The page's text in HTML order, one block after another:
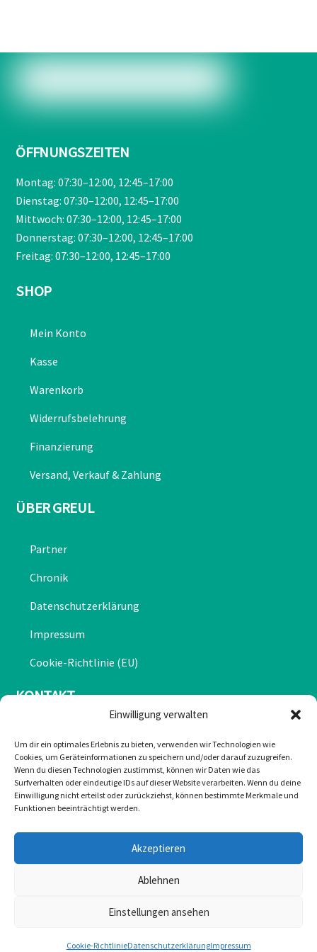
Einwilligung verwalten
Um dir ein optimales Erlebnis zu bieten, verwenden wir Technologien wie
Cookies, um Geräteinformationen zu speichern und/oder darauf zuzugreifen.
Wenn du diesen Technologien zustimmst, können wir Daten wie das
Surfverhalten oder eindeutige IDs auf dieser Website verarbeiten. Wenn du deine
Einwilligung nicht erteilst oder zurückziehst, können bestimmte Merkmale und
Funktionen beeinträchtigt werden.
Akzeptieren
Ablehnen
Einstellungen ansehen
Cookie-RichtlinieDatenschutzerklärungImpressum
ÖFFNUNGSZEITEN
Montag: 07:30–12:00, 12:45–17:00
Dienstag: 07:30–12:00, 12:45–17:00
Mittwoch: 07:30–12:00, 12:45–17:00
Donnerstag: 07:30–12:00, 12:45–17:00
Freitag: 07:30–12:00, 12:45–17:00
SHOP
Mein Konto
Kasse
Warenkorb
Widerrufsbelehrung
Finanzierung
Versand, Verkauf & Zahlung
ÜBER GREUL
Partner
Chronik
Datenschutzerklärung
Impressum
Cookie-Richtlinie (EU)
KONTAKT
Tel: +43 2755 7272
Texing 20, 3242 Texing